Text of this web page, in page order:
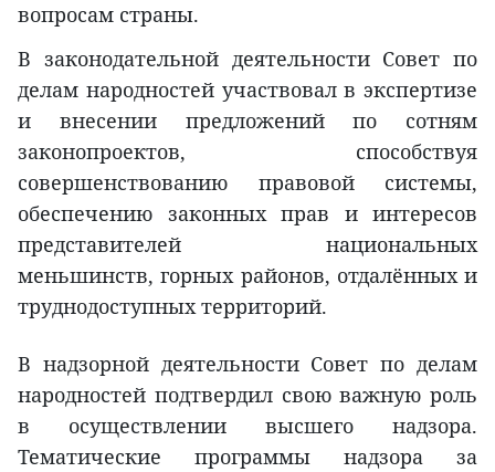
вопросам страны.
В законодательной деятельности Совет по
делам народностей участвовал в экспертизе
и внесении предложений по сотням
законопроектов, способствуя
совершенствованию правовой системы,
обеспечению законных прав и интересов
представителей национальных
меньшинств, горных районов, отдалённых и
труднодоступных территорий.
В надзорной деятельности Совет по делам
народностей подтвердил свою важную роль
в осуществлении высшего надзора.
Тематические программы надзора за